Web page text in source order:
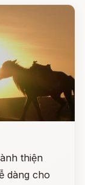
thiện
dàng cho